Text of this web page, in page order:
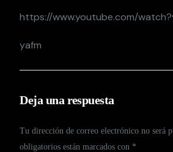
https://www.youtube.com/
yafm
Deja una respuesta
Tu dirección de correo electrónico no será
obligatorios están marcados con *